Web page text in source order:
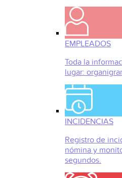
EMPLEADOS
Toda la
lugar:
INCIDENCIAS
Registro de
nómina y
segundos.